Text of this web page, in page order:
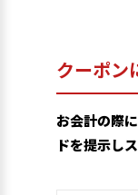
クーポン
お会計の際
ドを提示し